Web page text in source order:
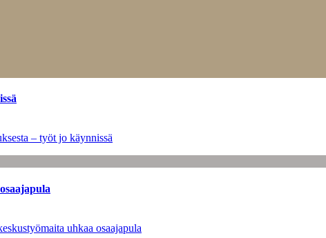
– työt jo käynnissä
uhkaa osaajapula